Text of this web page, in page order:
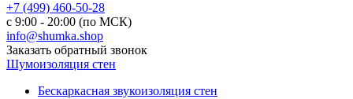
+7 (499) 460-50-28
с 9:00 - 20:00 (по МСК)
info@shumka.shop
Заказать обратный звонок
Шумоизоляция стен
Бескаркасная звукоизоляция стен